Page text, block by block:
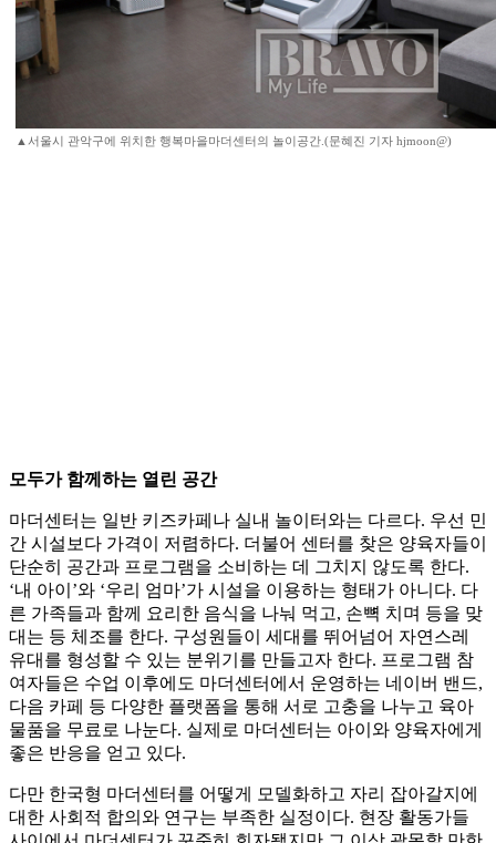
▲서울시 관악구에 위치한 행복마을마더센터의 놀이공간.(문혜진 기자 hjmoon@)
모두가 함께하는 열린 공간
마더센터는 일반 키즈카페나 실내 놀이터와는 다르다. 우선 민
간 시설보다 가격이 저렴하다. 더불어 센터를 찾은 양육자들이
단순히 공간과 프로그램을 소비하는 데 그치지 않도록 한다.
‘내 아이’와 ‘우리 엄마’가 시설을 이용하는 형태가 아니다. 다
른 가족들과 함께 요리한 음식을 나눠 먹고, 손뼉 치며 등을 맞
대는 등 체조를 한다. 구성원들이 세대를 뛰어넘어 자연스레
유대를 형성할 수 있는 분위기를 만들고자 한다. 프로그램 참
여자들은 수업 이후에도 마더센터에서 운영하는 네이버 밴드,
다음 카페 등 다양한 플랫폼을 통해 서로 고충을 나누고 육아
물품을 무료로 나눈다. 실제로 마더센터는 아이와 양육자에게
좋은 반응을 얻고 있다.
다만 한국형 마더센터를 어떻게 모델화하고 자리 잡아갈지에
대한 사회적 합의와 연구는 부족한 실정이다. 현장 활동가들